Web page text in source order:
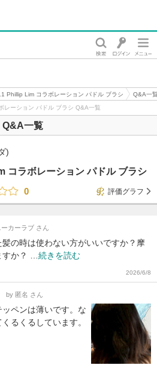
Phillip Lim コラボレーション パドル ブラシ
Q&A一
レーション パドル ブラシ Q&A一覧
Q&A一覧
)
コラボレーション パドル ブラシ
0
評価グラフ
カーラブ さん
の時は使わない方がいいですか？摩
か？ … 続きを読む
2026/6/8
by 匿名 さん
ペンは薄いです。な
るくるしています。